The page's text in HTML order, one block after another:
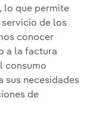
, lo que permite
de los
conocer
a la factura
consumo
sus necesidades
de